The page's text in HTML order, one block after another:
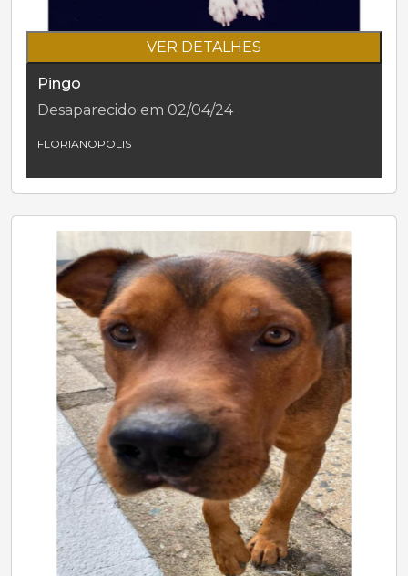
VER DETALHES
Pingo
Desaparecido em 02/04/24
FLORIANOPOLIS